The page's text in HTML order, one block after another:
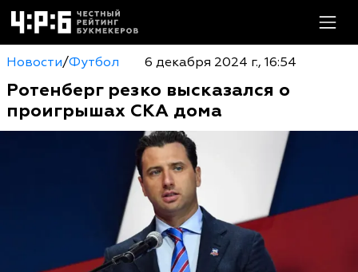
Новости/Футбол 6 декабря 2024 г., 16:54
Ротенберг резко высказался о
проигрышах СКА дома